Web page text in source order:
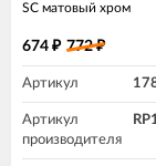
SC матовый хром
674 ₽ 772₽
Артикул
Артикул
производителя